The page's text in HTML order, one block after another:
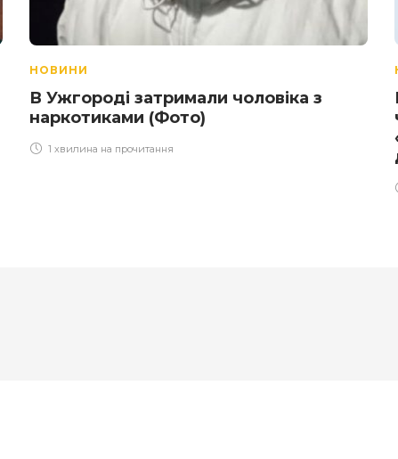
НОВИНИ
В Ужгороді затримали чоловіка з
наркотиками (Фото)
1 хвилина на прочитання